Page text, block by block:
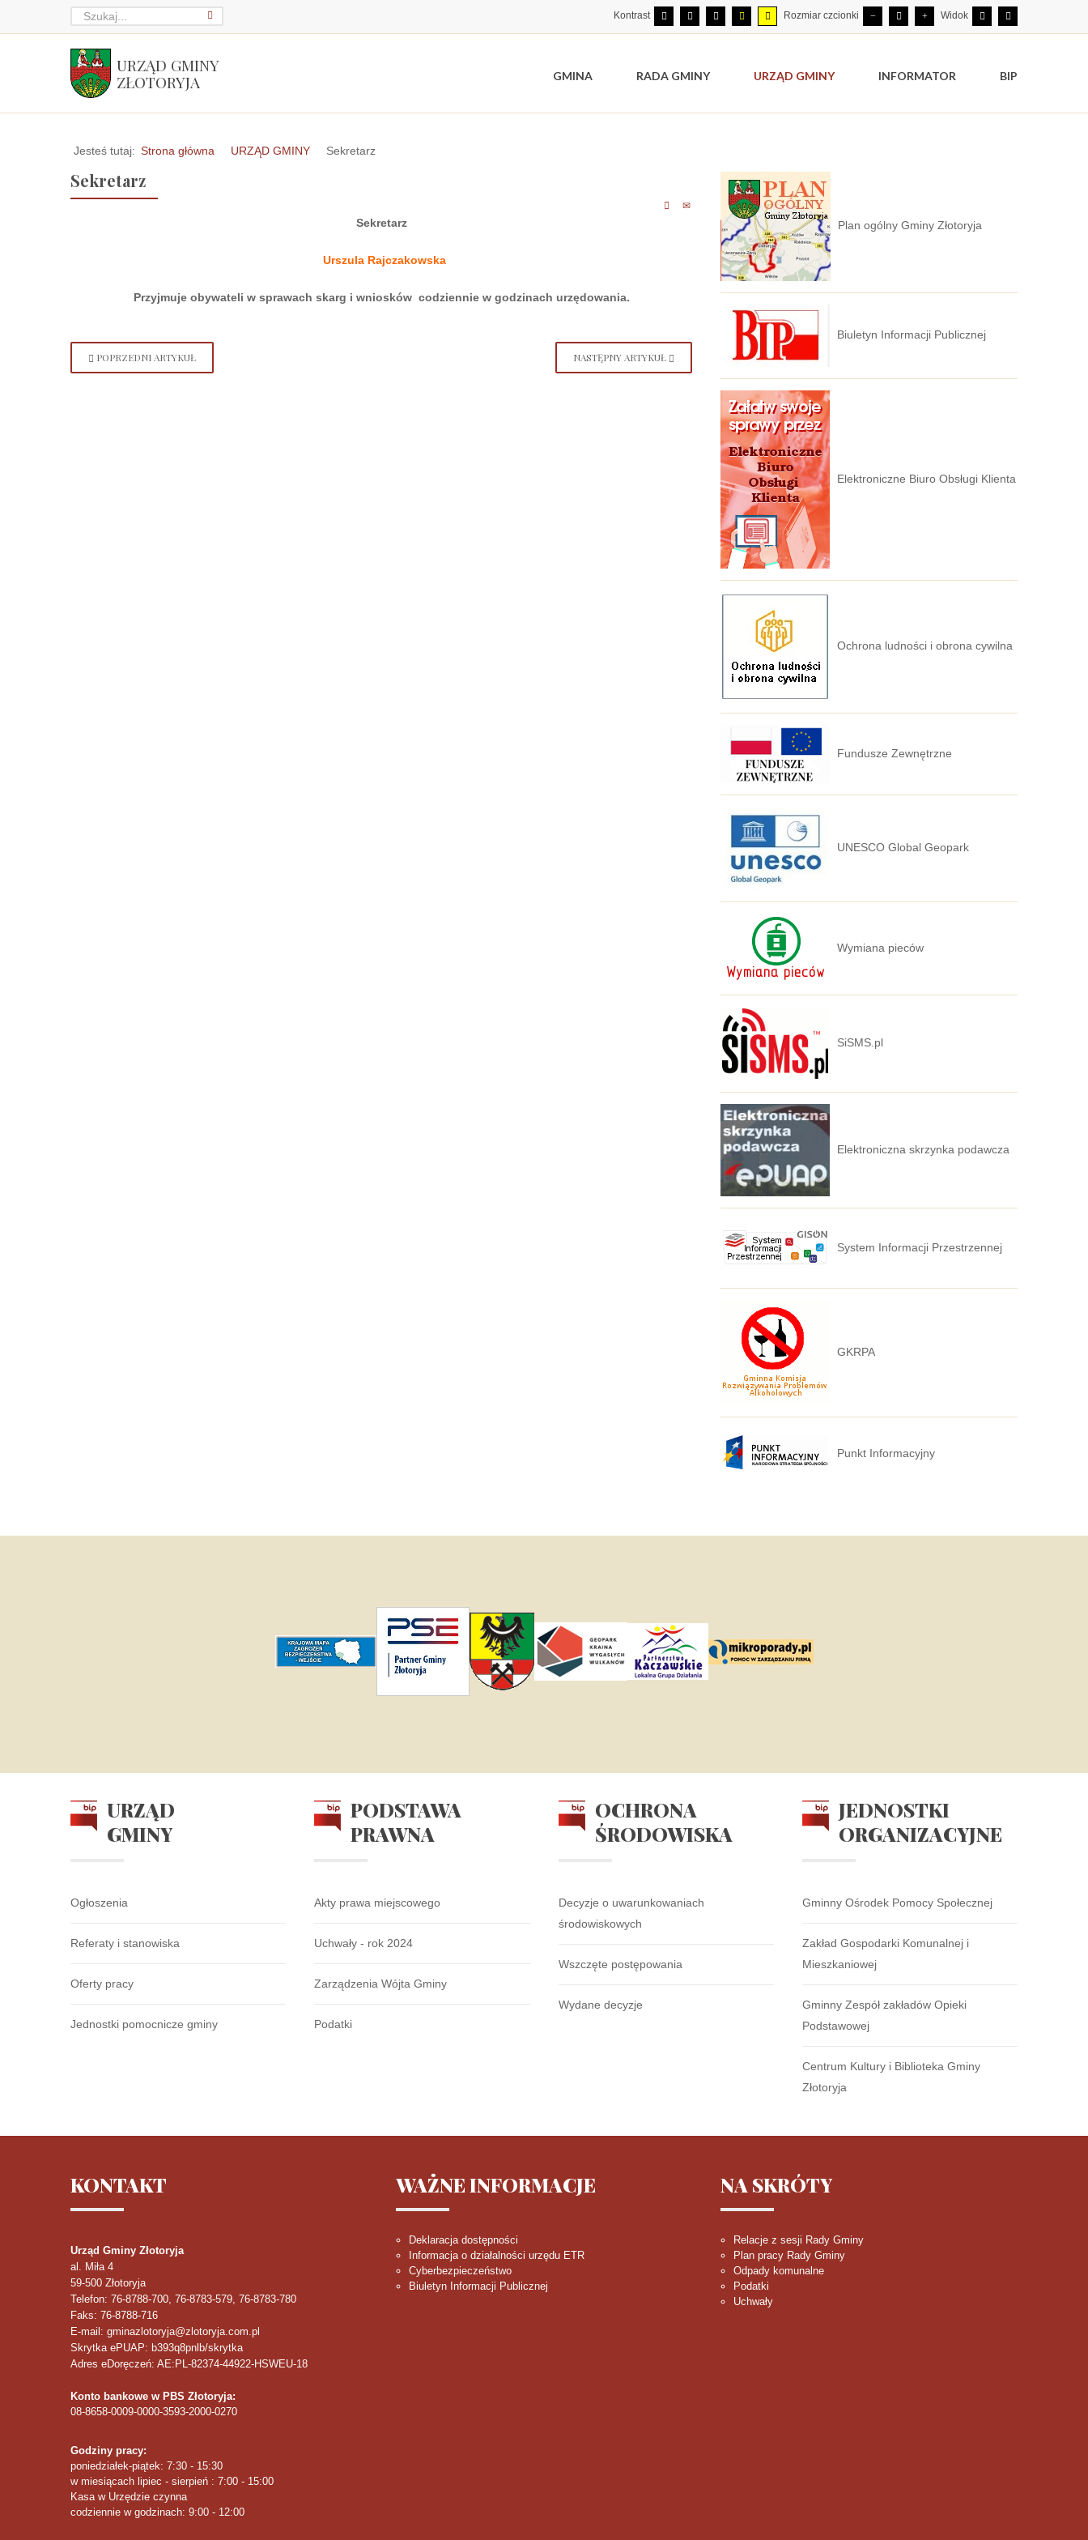
Kontrast Rozmiar czcionki Widok
URZĄD GMINY
ZŁOTORYJA
GMINA RADA GMINY URZĄD GMINY INFORMATOR BIP
Jesteś tutaj: Strona główna URZĄD GMINY Sekretarz
Sekretarz
Sekretarz
Urszula Rajczakowska
Przyjmuje obywateli w sprawach skarg i wniosków codziennie w godzinach urzędowania.
POPRZEDNI ARTYKUŁ NASTĘPNY ARTYKUŁ
Plan ogólny Gminy Złotoryja
Biuletyn Informacji Publicznej
Elektroniczne Biuro Obsługi Klienta
Ochrona ludności i obrona cywilna
Fundusze Zewnętrzne
UNESCO Global Geopark
Wymiana pieców
SiSMS.pl
Elektroniczna skrzynka podawcza
System Informacji Przestrzennej
GKRPA
Punkt Informacyjny
URZĄD
GMINY
Ogłoszenia
Referaty i stanowiska
Oferty pracy
Jednostki pomocnicze gminy
PODSTAWA
PRAWNA
Akty prawa miejscowego
Uchwały - rok 2024
Zarządzenia Wójta Gminy
Podatki
OCHRONA
ŚRODOWISKA
Decyzje o uwarunkowaniach
środowiskowych
Wszczęte postępowania
Wydane decyzje
JEDNOSTKI
ORGANIZACYJNE
Gminny Ośrodek Pomocy Społecznej
Zakład Gospodarki Komunalnej i
Mieszkaniowej
Gminny Zespół zakładów Opieki
Podstawowej
Centrum Kultury i Biblioteka Gminy
Złotoryja
KONTAKT
Urząd Gminy Złotoryja
al. Miła 4
59-500 Złotoryja
Telefon: 76-8788-700, 76-8783-579, 76-8783-780
Faks: 76-8788-716
E-mail: gminazlotoryja@zlotoryja.com.pl
Skrytka ePUAP: b393q8pnlb/skrytka
Adres eDoręczeń: AE:PL-82374-44922-HSWEU-18
Konto bankowe w PBS Złotoryja:
08-8658-0009-0000-3593-2000-0270
Godziny pracy:
poniedziałek-piątek: 7:30 - 15:30
w miesiącach lipiec - sierpień : 7:00 - 15:00
Kasa w Urzędzie czynna
codziennie w godzinach: 9:00 - 12:00
WAŻNEINFORMACJE
Deklaracja dostępności
Informacja o działalności urzędu ETR
Cyberbezpieczeństwo
Biuletyn Informacji Publicznej
NA SKRÓTY
Relacje z sesji Rady Gminy
Plan pracy Rady Gminy
Odpady komunalne
Podatki
Uchwały